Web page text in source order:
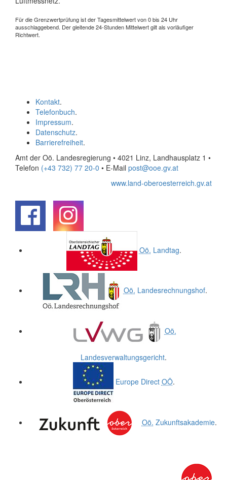
Für die Grenzwertprüfung ist der Tagesmittelwert von 0 bis 24 Uhr
ausschlaggebend. Der gleitende 24-Stunden Mittelwert gilt als vorläufiger
Richtwert.
Kontakt.
Telefonbuch.
Impressum.
Datenschutz.
Barrierefreiheit.
Amt der Oö. Landesregierung • 4021 Linz, Landhausplatz 1 •
Telefon (+43 732) 77 20-0 • E-Mail post@ooe.gv.at
www.land-oberoesterreich.gv.at
Oö. Landtag.
Oö. Landesrechnungshof.
Oö.
Landesverwaltungsgericht.
Europe Direct OÖ.
Oö. Zukunftsakademie.